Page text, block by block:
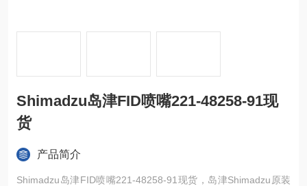
Shimadzu岛津FID喷嘴221-48258-91现
货
产品简介
Shimadzu岛津FID喷嘴221-48258-91现货，岛津Shimadzu原装